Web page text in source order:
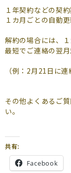
Busico.通信
１年契約などの契
１カ月ごとの自動更
解約の場合には、
最短でご連絡の翌月
（例：2月21日に
その他よくあるご
い。
共有:
Facebook